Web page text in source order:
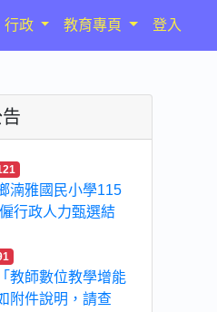
行政 教育專頁 登入
湳雅國民小學115
行政人力甄選結
教師數位教學增能
附件說明，請查